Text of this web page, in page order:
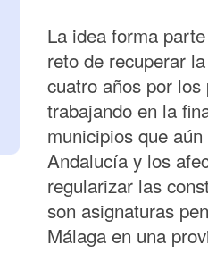
La idea forma
reto de recuperar
cuatro años por
trabajando en la
municipios que
Andalucía y los
regularizar las
son asignaturas
Málaga en una